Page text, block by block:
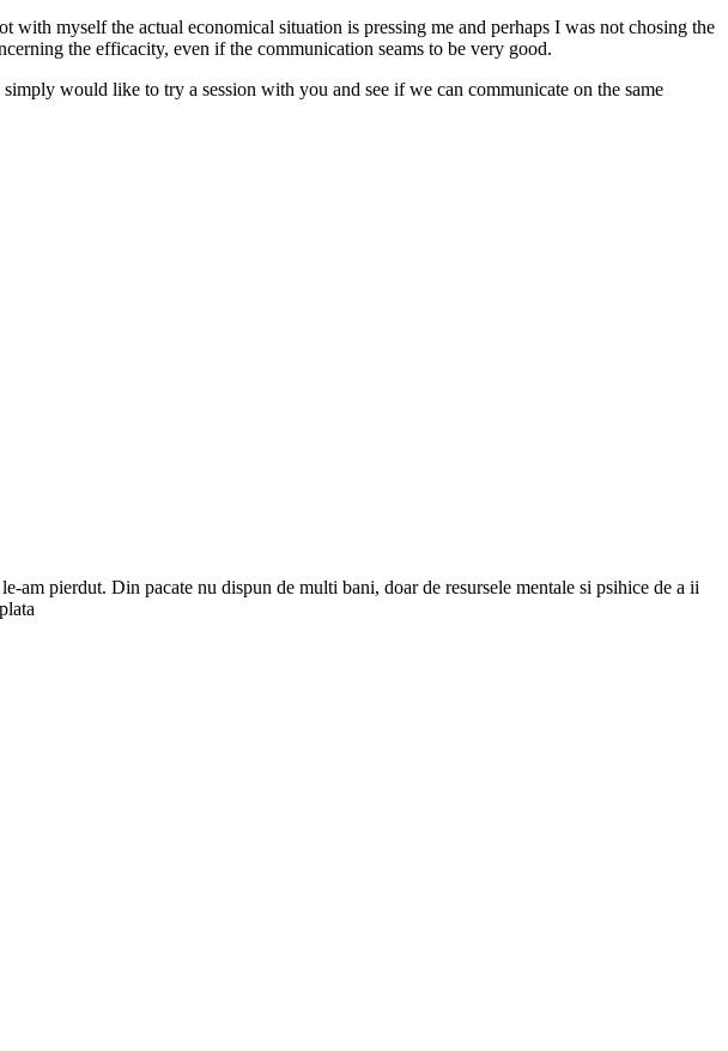
myself the actual economical situation is pressing me and perhaps I was not chosing the
the efficacity, even if the communication seams to be very good.
would like to try a session with you and see if we can communicate on the same
pierdut. Din pacate nu dispun de multi bani, doar de resursele mentale si psihice de a ii